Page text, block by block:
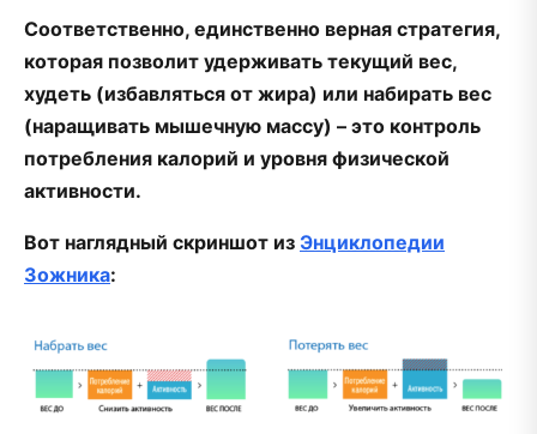
Соответственно, единственно верная стратегия,
которая позволит удерживать текущий вес,
худеть (избавляться от жира) или набирать вес
(наращивать мышечную массу) – это контроль
потребления калорий и уровня физической
активности.
Вот наглядный скриншот из Энциклопедии
Зожника: